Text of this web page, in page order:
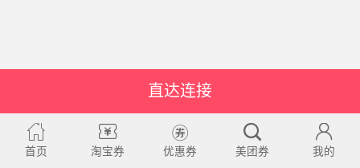
直达连接
首页 淘宝券 优惠券 美团券 我的